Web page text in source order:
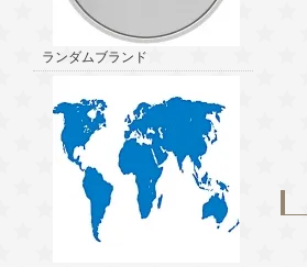
ランダムブランド